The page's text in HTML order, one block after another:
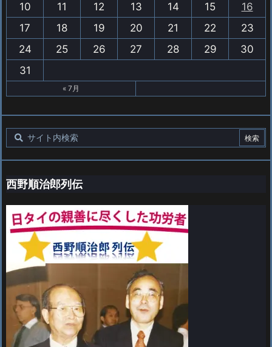
10
11 12 13 14 15
16
17
18 19 20 21 22
23
24
25 26 27 28 29
30
31
« 7月
西野順治郎列伝